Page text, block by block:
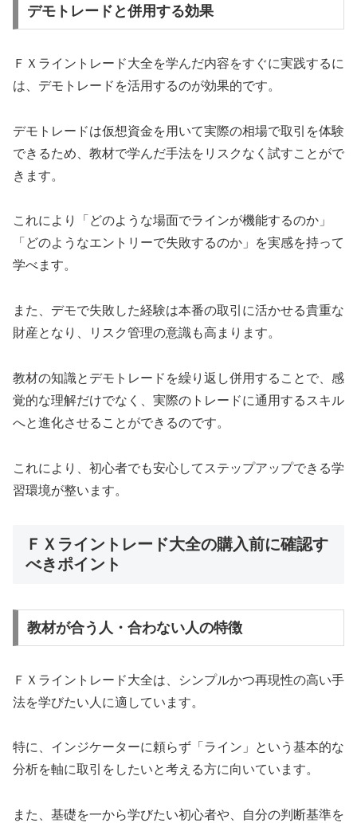
デモトレードと併用する効果
ＦＸライントレード大全を学んだ内容をすぐに実践するに
は、デモトレードを活用するのが効果的です。
デモトレードは仮想資金を用いて実際の相場で取引を体験
できるため、教材で学んだ手法をリスクなく試すことがで
きます。
これにより「どのような場面でラインが機能するのか」
「どのようなエントリーで失敗するのか」を実感を持って
学べます。
また、デモで失敗した経験は本番の取引に活かせる貴重な
財産となり、リスク管理の意識も高まります。
教材の知識とデモトレードを繰り返し併用することで、感
覚的な理解だけでなく、実際のトレードに通用するスキル
へと進化させることができるのです。
これにより、初心者でも安心してステップアップできる学
習環境が整います。
ＦＸライントレード大全の購入前に確認す
べきポイント
教材が合う人・合わない人の特徴
ＦＸライントレード大全は、シンプルかつ再現性の高い手
法を学びたい人に適しています。
特に、インジケーターに頼らず「ライン」という基本的な
分析を軸に取引をしたいと考える方に向いています。
また、基礎を一から学びたい初心者や、自分の判断基準を